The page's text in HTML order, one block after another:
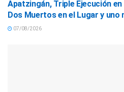
Apatzingán, Triple Ejecución
Dos Muertos en el Lugar y uno
07/08/2026